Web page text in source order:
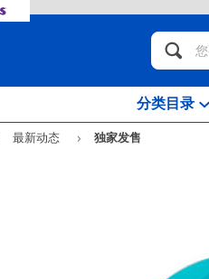
分类目录
最新动态 独家发售